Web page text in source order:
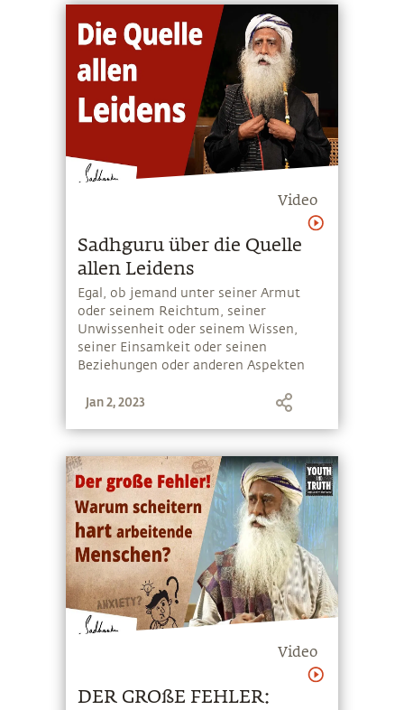
Video
Sadhguru über die Quelle
allen Leidens
Egal, ob jemand unter seiner Armut
oder seinem Reichtum, seiner
Unwissenheit oder seinem Wissen,
seiner Einsamkeit oder seinen
Beziehungen oder anderen Aspekten
dass das Leiden nicht von einer
Jan 2, 2023
Video
DER GROßE FEHLER: